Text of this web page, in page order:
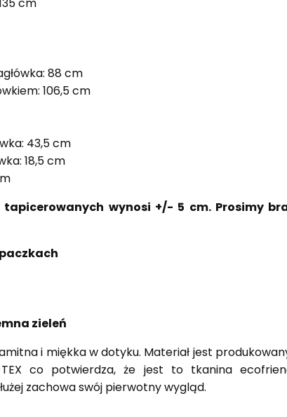
cm
88 cm
106,5 cm
43,5 cm
18,5 cm
wynosi +/- 5 cm. Prosimy
zieleń
i miękka w dotyku. Materiał jest
TEX co potwierdza, że jest to tkanina
zachowa swój pierwotny wygląd.